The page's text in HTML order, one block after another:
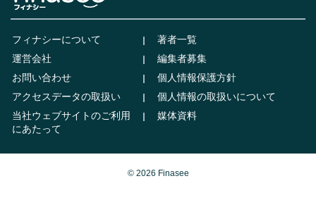
フィナシーについて
著者一覧
運営会社
編集者募集
お問い合わせ
個人情報保護方針
アクセスデータの取扱い
個人情報の取扱いについて
当社ウェブサイトのご利用
にあたって
媒体資料
© 2026 Finasee